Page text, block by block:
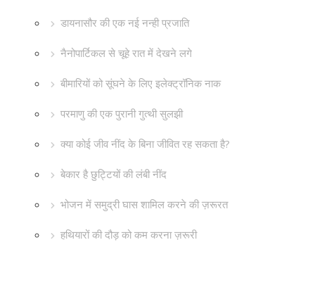
डायनासौर की एक नई नन्ही प्रजाति
नैनोपार्टिकल से चूहे रात में देखने लगे
बीमारियों को सूंघने के लिए इलेक्ट्रॉनिक नाक
परमाणु की एक पुरानी गुत्थी सुलझी
क्या कोई जीव नींद के बिना जीवित रह सकता है?
बेकार है छुट्टियों की लंबी नींद
भोजन में समुद्री घास शामिल करने की ज़रूरत
हथियारों की दौड़ को कम करना ज़रूरी